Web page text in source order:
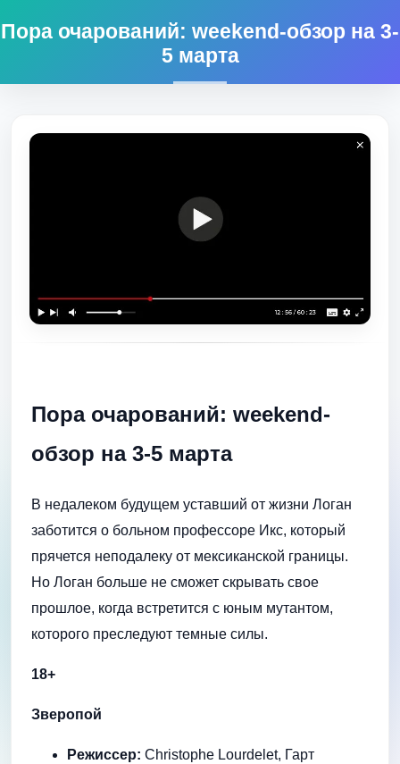
Пора очарований: weekend-обзор на 3-
5 марта
Пора очарований: weekend-
обзор на 3-5 марта
В недалеком будущем уставший от жизни Логан
заботится о больном профессоре Икс, который
прячется неподалеку от мексиканской границы.
Но Логан больше не сможет скрывать свое
прошлое, когда встретится с юным мутантом,
которого преследуют темные силы.
18+
Зверопой
Режиссер: Christophe Lourdelet, Гарт